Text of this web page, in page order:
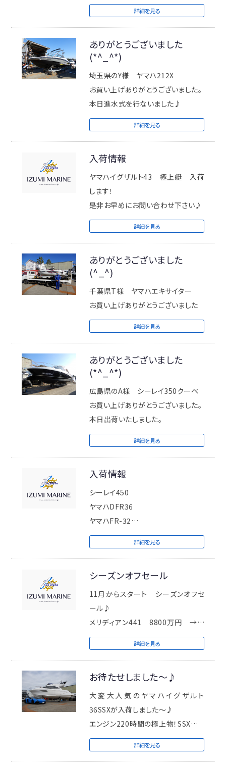
休業日に出航されるメンバーの方は
月曜日17時までにご連絡お願いいた
します。
ご不便お掛け致しますが何卒宜しく
お願い致しますm(_ _)m
ＩＺＵＭＩＭＡＲＩＮＥ
詳細を見る
ありがとうございました
(*^_^*)
埼玉県のY様 ヤマハ212X
お買い上げありがとうございました。
本日進水式を行ないました♪
詳細を見る
入荷情報
ヤマハイグザルト43 極上艇 入荷
します！
是非お早めにお問い合わせ下さい♪
詳細を見る
ありがとうございました
(^_^)
千葉県T様 ヤマハエキサイター
お買い上げありがとうございました
詳細を見る
ありがとうございました
(*^_^*)
広島県のA様 シーレイ350クーペ
お買い上げありがとうございました。
本日出荷いたしました。
詳細を見る
入荷情報
シーレイ450
ヤマハDFR36
ヤマハFR-32
入荷いたしました。
近日写真・詳細アップいたします！
詳細を見る
シーズンオフセール
11月からスタート シーズンオフセ
ール♪
メリディアン441 8800万円 →
8480万円 （320万円値引き！）
ヤマハイグザルト38 8800万円
シーレイ320 4730万円
→4380万円 （350万円値引き！）
是非この機会にお問い合わせくださ
い！
詳細を見る
お待たせしました～♪
大変大人気のヤマハイグザルト
36SSXが入荷しました～♪
エンジン220時間の極上物！SSXです
のでMJも搭載可能！
是非お早めにお問い合わせくださ
詳細を見る